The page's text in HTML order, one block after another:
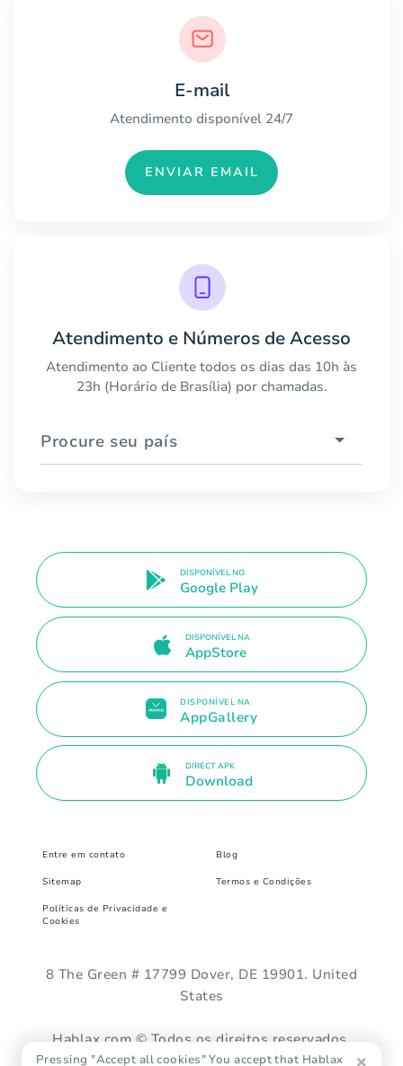
E-mail
Atendimento disponível 24/7
ENVIAR EMAIL
Atendimento e Números de Acesso
Atendimento ao Cliente todos os dias das 10h às
23h (Horário de Brasília) por chamadas.
Procure seu país
DISPONÍVEL NO
Google Play
DISPONÍVEL NA
AppStore
DISPONÍVEL NA
AppGallery
DIRECT APK
Download
Entre em contato Blog
Sitemap Termos e Condições
Políticas de Privacidade e
Cookies
8 The Green # 17799 Dover, DE 19901. United
States
Hablax.com © Todos os direitos reservados.
Pressing "Accept all cookies" You accept that Hablax